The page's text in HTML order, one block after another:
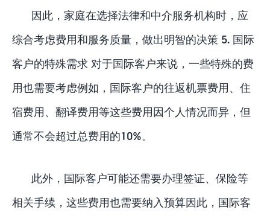
因此，家庭在选择法律和中介服务机构时，应
综合考虑费用和服务质量，做出明智的决策 5. 国际
客户的特殊需求 对于国际客户来说，一些特殊的费
用也需要考虑例如，国际客户的往返机票费用、住
宿费用、翻译费用等这些费用因个人情况而异，但
通常不会超过总费用的10%。
此外，国际客户可能还需要办理签证、保险等
相关手续，这些费用也需要纳入预算因此，国际客